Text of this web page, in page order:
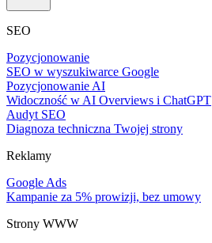
SEO
Pozycjonowanie
SEO w wyszukiwarce Google
Pozycjonowanie AI
Widoczność w AI Overviews i ChatGPT
Audyt SEO
Diagnoza techniczna Twojej strony
Reklamy
Google Ads
Kampanie za 5% prowizji, bez umowy
Strony WWW